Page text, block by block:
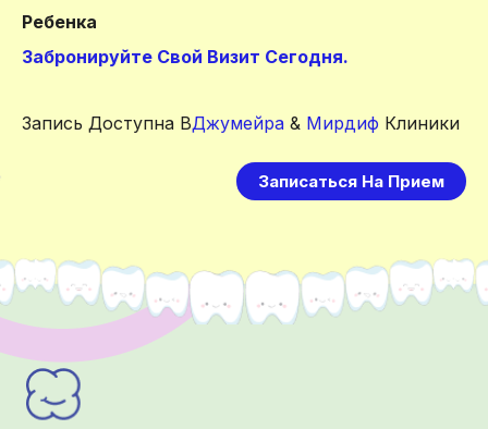
Ребенка
Забронируйте Свой Визит Сегодня.
Запись Доступна ВДжумейра & Мирдиф Клиники
Записаться На Прием